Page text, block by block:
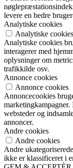
levere en bedre
Analytiske cookies
Analytiske cookies
Analytiske cookies
interagerer med
oplysninger om
trafikkilde osv.
Annonce cookies
Annonce cookies
Annoncecookies
marketingkampagner.
websteder og
annoncer.
Andre cookies
Andre cookies
Andre
ikke er klassificeret i